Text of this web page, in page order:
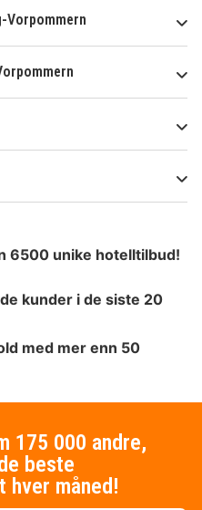
6500 unike hotelltilbud!
kunder i de siste 20
med mer enn 50
175 000 andre,
beste
hver måned!